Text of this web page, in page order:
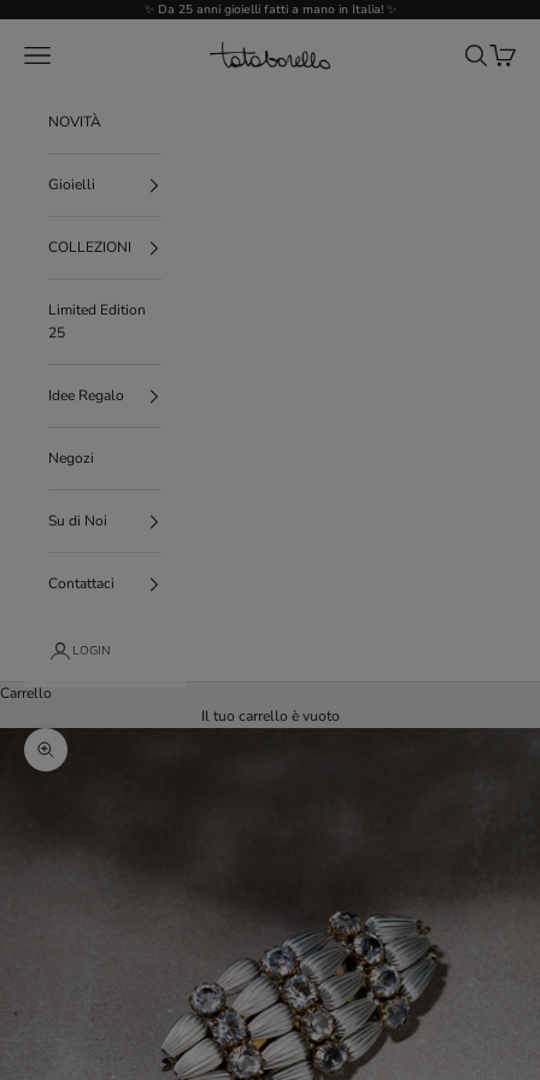
✨ Da 25 anni gioielli fatti a mano in Italia! ✨
Tataborello
Menù CercaCarrello
NOVITÀ
Gioielli
COLLEZIONI
Limited Edition
25
Idee Regalo
Negozi
Su di Noi
Contattaci
LOGIN
Carrello
Il tuo carrello è vuoto
Ingrandisci immagine